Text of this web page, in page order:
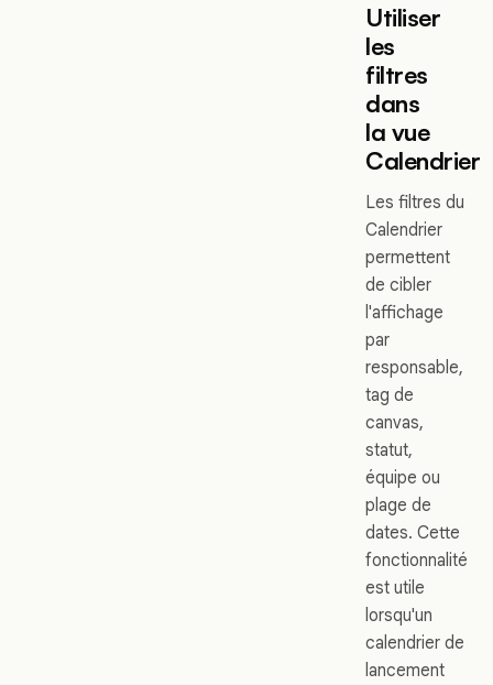
Utiliser
les
filtres
dans
la vue
Calendrier
Les filtres du
Calendrier
permettent
de cibler
l'affichage
par
responsable,
tag de
canvas,
statut,
équipe ou
plage de
dates. Cette
fonctionnalité
est utile
lorsqu'un
calendrier de
lancement